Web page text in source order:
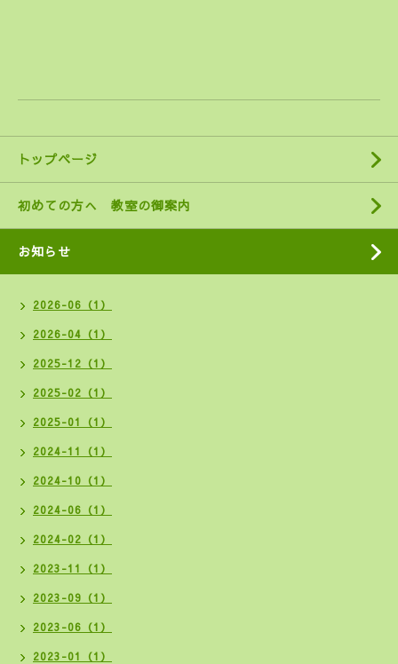
トップページ
初めての方へ 教室の御案内
お知らせ
2026-06（1）
2026-04（1）
2025-12（1）
2025-02（1）
2025-01（1）
2024-11（1）
2024-10（1）
2024-06（1）
2024-02（1）
2023-11（1）
2023-09（1）
2023-06（1）
2023-01（1）